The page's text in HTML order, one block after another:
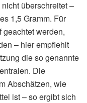
überschreitet –
1,5 Gramm. Für
werden,
– hier empfiehlt
die so genannte
Die
Abschätzen, wie
ist – so ergibt sich